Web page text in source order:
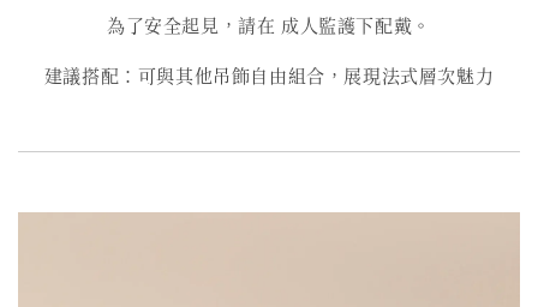
為了安全起見，請在 成人監護下配戴。
建議搭配：可與其他吊飾自由組合，展現法式層次魅力